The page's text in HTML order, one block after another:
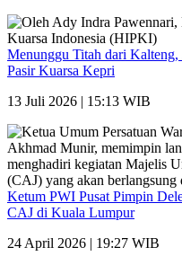
Menunggu Titah dari
Pasir Kuarsa Kepri
13 Juli 2026 | 15:13 WIB
Ketum PWI Pusat Pimpin
CAJ di Kuala Lumpur
24 April 2026 | 19:27 WIB